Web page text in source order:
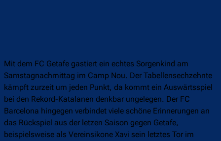
Mit dem FC Getafe gastiert ein echtes Sorgenkind am
Samstagnachmittag im Camp Nou. Der Tabellensechzehnte
kämpft zurzeit um jeden Punkt, da kommt ein Auswärtsspiel
bei den Rekord-Katalanen denkbar ungelegen. Der FC
Barcelona hingegen verbindet viele schöne Erinnerungen an
das Rückspiel aus der letzen Saison gegen Getafe,
beispielsweise als Vereinsikone Xavi sein letztes Tor im